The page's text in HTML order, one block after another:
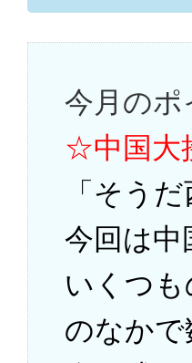
今月のポ
☆中国大
「そう
今回は中
いくつ
のなか